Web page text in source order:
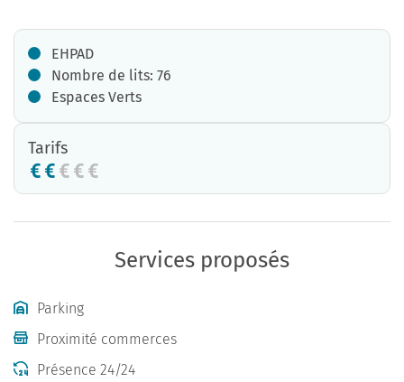
EHPAD
Nombre de lits: 76
Espaces Verts
Tarifs
Services proposés
Parking
Proximité commerces
Présence 24/24